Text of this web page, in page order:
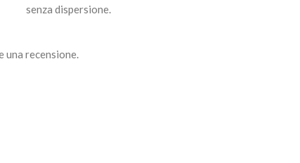
senza dispersione.
una recensione.